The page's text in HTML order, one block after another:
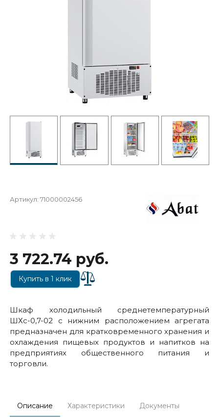
Артикул: 71000002456
3 722.74 руб.
Купить в 1 клик
Шкаф холодильный среднетемпературный
ШХс-0,7-02 с нижним расположением агрегата
предназначен для кратковременного хранения и
охлаждения пищевых продуктов и напитков на
предприятиях общественного питания и
торговли.
Описание Характеристики Документы